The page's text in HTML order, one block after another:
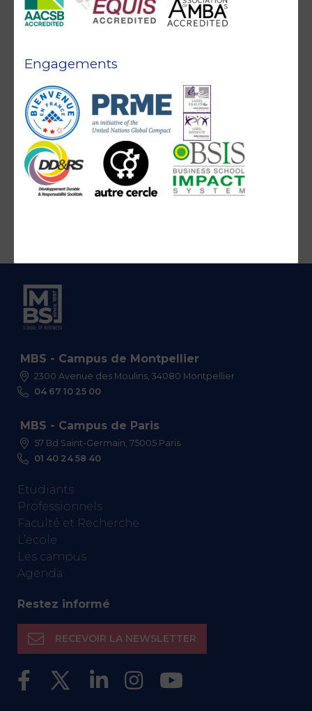
Engagements
MBS - Campus de Montpellier
2300 Avenue des Moulins, 34080 Montpellier
04 67 10 25 00
MBS - Campus de Paris
57 Bd Saint-Germain, 75005 Paris
01 40 24 58 40
Etudiants
Professionnels
Faculté et Recherche
L’école
Les campus
Agenda
Restez informé
RECEVOIR LA NEWSLETTER